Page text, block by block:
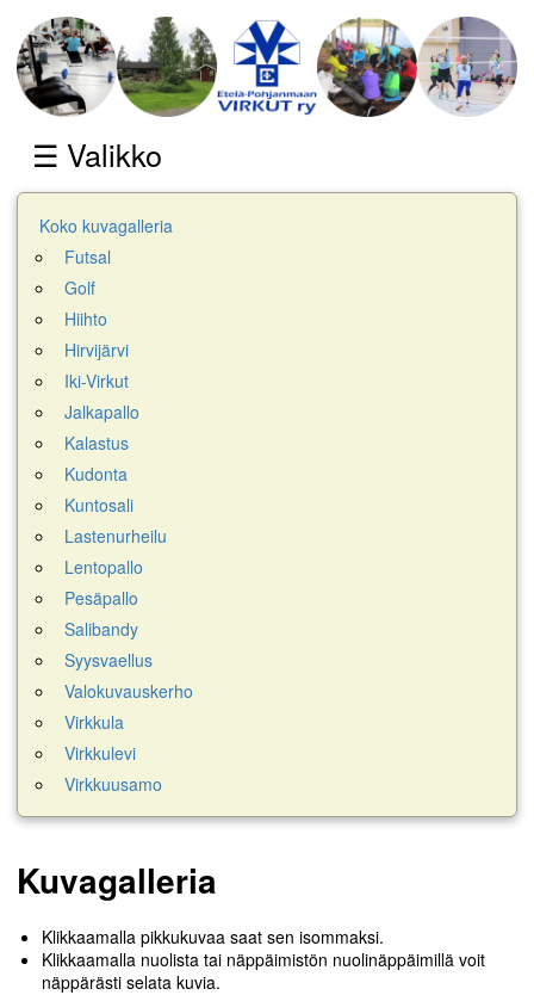
☰ Valikko
Koko kuvagalleria
Futsal
Golf
Hiihto
Hirvijärvi
Iki-Virkut
Jalkapallo
Kalastus
Kudonta
Kuntosali
Lastenurheilu
Lentopallo
Pesäpallo
Salibandy
Syysvaellus
Valokuvauskerho
Virkkula
Virkkulevi
Virkkuusamo
Kuvagalleria
Klikkaamalla pikkukuvaa saat sen isommaksi.
Klikkaamalla nuolista tai näppäimistön nuolinäppäimillä voit
näppärästi selata kuvia.